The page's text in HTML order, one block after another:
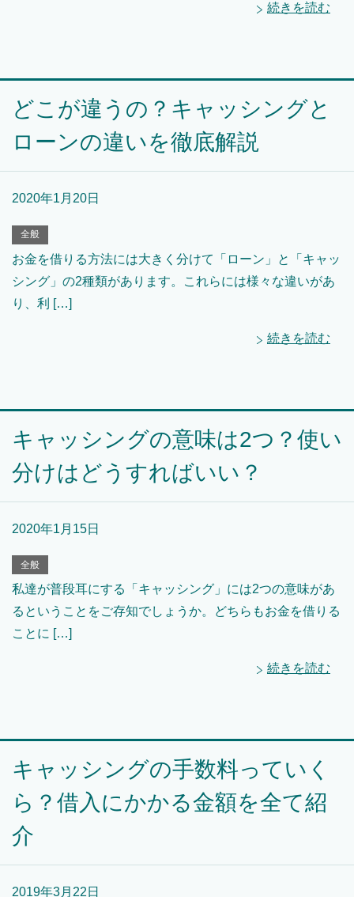
続きを読む
どこが違うの？キャッシングと
ローンの違いを徹底解説
2020年1月20日
全般
お金を借りる方法には大きく分けて「ローン」と「キャッ
シング」の2種類があります。これらには様々な違いがあ
り、利 […]
続きを読む
キャッシングの意味は2つ？使い
分けはどうすればいい？
2020年1月15日
全般
私達が普段耳にする「キャッシング」には2つの意味があ
るということをご存知でしょうか。どちらもお金を借りる
ことに […]
続きを読む
キャッシングの手数料っていく
ら？借入にかかる金額を全て紹
介
2019年3月22日